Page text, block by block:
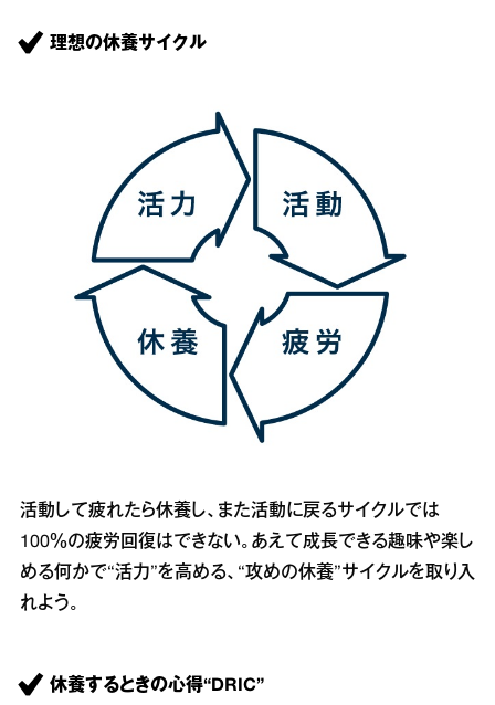
理想の休養サイクル
活動して疲れたら休養し、また活動に戻るサイクルでは
100％の疲労回復はできない。あえて成長できる趣味や楽し
める何かで“活力”を高める、“攻めの休養”サイクルを取り入
れよう。
休養するときの心得“DRIC”